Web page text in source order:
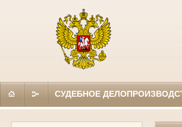
СУДЕБНОЕ